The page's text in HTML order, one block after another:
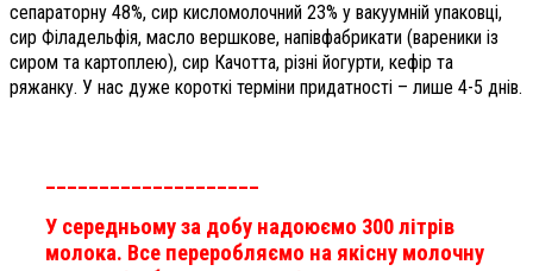
сепараторну 48%, сир кисломолочний 23% у вакуумній упаковці,
сир Філадельфія, масло вершкове, напівфабрикати (вареники із
сиром та картоплею), сир Качотта, різні йогурти, кефір та
ряжанку. У нас дуже короткі терміни придатності – лише 4-5 днів.
____________________
У середньому за добу надоюємо 300 літрів
молока. Все переробляємо на якісну молочну